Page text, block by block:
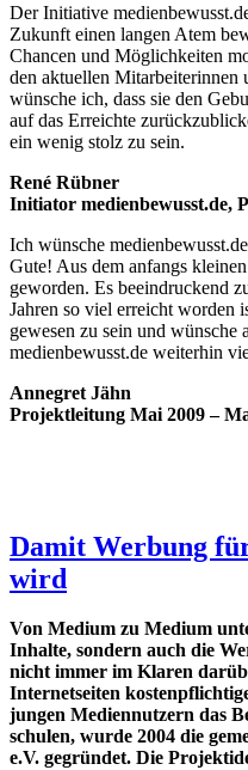
Der Initiative
Zukunft einen langen Atem
Chancen und Möglichkeiten
den aktuellen Mitarbeiterinnen
wünsche ich, dass sie den
auf das Erreichte
ein wenig stolz zu sein.
René Rübner
Initiator medienbewusst.de,
Ich wünsche
Gute! Aus dem anfangs
geworden. Es beeindruckend
Jahren so viel erreicht worden
gewesen zu sein und
medienbewusst.de weiterhin
Annegret Jähn
Projektleitung Mai 2009 –
Damit Werbung
wird
Von Medium zu Medium
Inhalte, sondern auch die
nicht immer im Klaren
Internetseiten
jungen Mediennutzern das
schulen, wurde 2004 die
e.V. gegründet. Die